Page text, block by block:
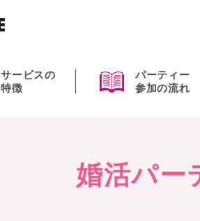
サービスの
特徴
パーティー
参加の流れ
婚活パー